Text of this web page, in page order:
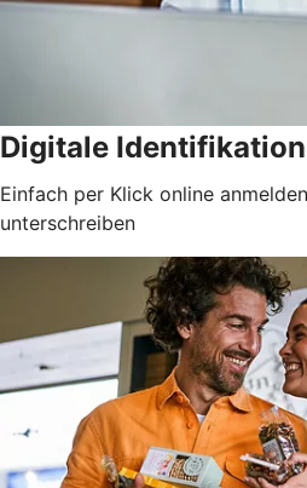
Digitale Identifikation
Einfach per Klick online
unterschreiben